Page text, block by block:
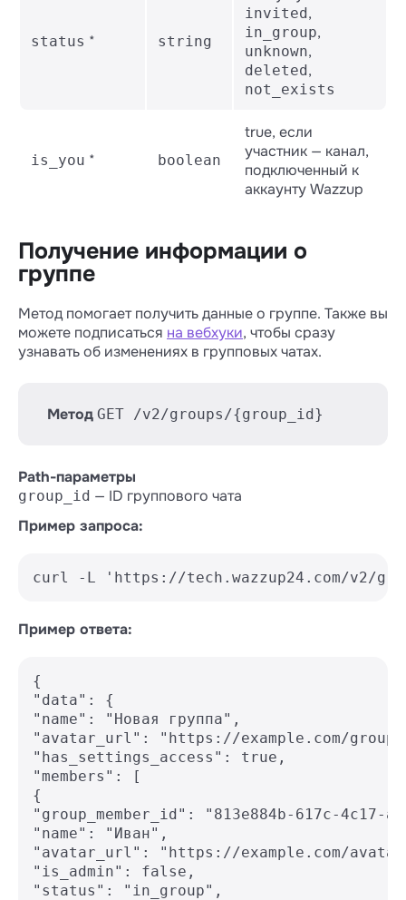
status * string
invited,
in_group,
unknown,
deleted,
not_exists
is_you * boolean
true, если
участник — канал,
подключенный к
аккаунту Wazzup
Получение информации о
группе
Метод помогает получить данные о группе. Также вы
можете подписаться на вебхуки, чтобы сразу
узнавать об изменениях в групповых чатах.
Метод GET /v2/groups/{group_id}
Path-параметры
group_id — ID группового чата
Пример запроса:
Пример ответа:
{
"data": {
"name": "Новая группа",
"avatar_url": "https://example.com/
"has_settings_access": true,
"members": [
{
"group_member_id": "813e884b-617c-4c17-
"name": "Иван",
"avatar_url": "https://example.com/
"is_admin": false,
"status": "in_group",